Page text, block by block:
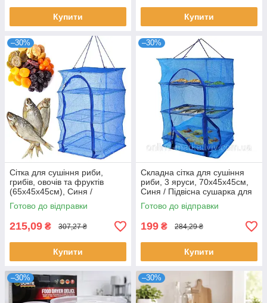
Купити Купити
–30%
Сітка для сушіння риби,
грибів, овочів та фруктів
(65х45х45см), Синя /
Підвісна сітка для сушіння /
Сушарка для фруктів
Готово до відправки
215,09 ₴ 307,27 ₴
Купити
–30%
Складна сітка для сушіння
риби, 3 яруси, 70x45x45см,
Синя / Підвісна сушарка для
риби та фруктів
Готово до відправки
199 ₴ 284,29 ₴
Купити
–30% –30%